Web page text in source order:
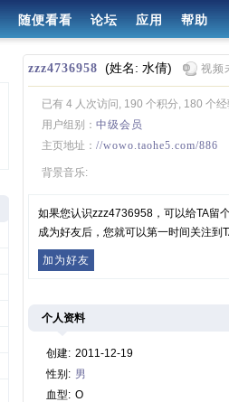
随便看看 论坛 应用 帮助
zzz4736958 (姓名: 水倩) 视频
已有 4 人次访问, 190 个积分, 180 个
用户组别： 中级会员
主页地址： //wowo.taohe5.com/886
背景音乐:
如果您认识zzz4736958，可以给TA留
成为好友后，您就可以第一时间关注到
加为好友
个人资料
创建: 2011-12-19
性别: 男
血型: O